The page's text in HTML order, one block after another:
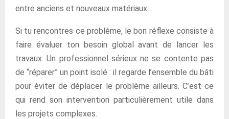
entre anciens et nouveaux matériaux.
Si tu rencontres ce problème, le bon réflexe consiste à
faire évaluer ton besoin global avant de lancer les
travaux. Un professionnel sérieux ne se contente pas
de “réparer” un point isolé : il regarde l’ensemble du bâti
pour éviter de déplacer le problème ailleurs. C’est ce
qui rend son intervention particulièrement utile dans
les projets complexes.